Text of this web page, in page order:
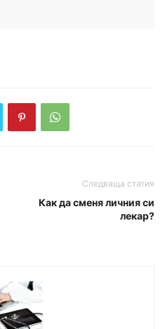
Следваща статия
Как да сменя личния си
лекар?